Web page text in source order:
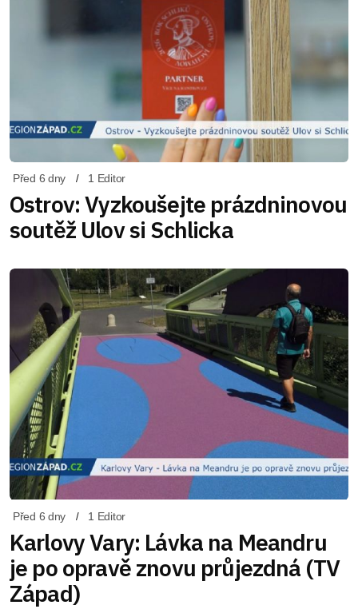
Před 6 dny 1 Editor
Ostrov: Vyzkoušejte prázdninovou
soutěž Ulov si Schlicka
Před 6 dny 1 Editor
Karlovy Vary: Lávka na Meandru
je po opravě znovu průjezdná (TV
Západ)